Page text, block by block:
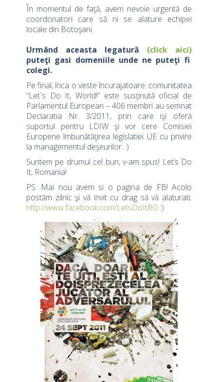
În momentul de faţă, avem nevoie urgentă de
coordonatori care să ni se alature echipei
locale din Botoşani.
Urmând aceasta legatură (click aici)
puteţi gasi domeniile unde ne puteţi fi
colegi.
Pe final, înca o veste încurajatoare: comunitatea
“Let`s Do It, World!” este susţinută oficial de
Parlamentul European – 406 membri au semnat
Declaratia Nr. 3/2011, prin care işi oferă
suportul pentru LDIW şi vor cere Comisiei
Europene îmbunătăţirea legislatiei UE cu privire
la managementul deşeurilor. :)
Suntem pe drumul cel bun, v-am spus! Let’s Do
It, Romania!
PS: Mai nou avem si o pagina de FB! Acolo
postăm zilnic şi vă invit cu drag să vă alaturati:
http://www.facebook.com/LetsDoItRO :)